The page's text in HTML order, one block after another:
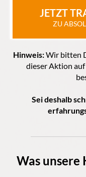
JETZT
ZU
Hinweis:Wir bitten
dieser Aktion
Sei deshalb
Was unsere